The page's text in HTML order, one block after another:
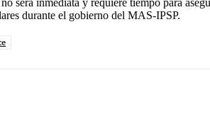
durante el gobierno del MAS-IPSP.